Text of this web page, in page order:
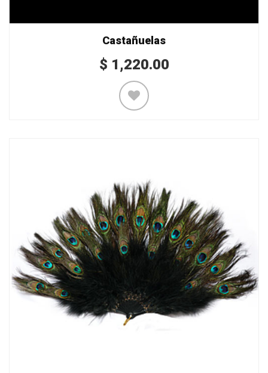
Castañuelas
$ 1,220.00